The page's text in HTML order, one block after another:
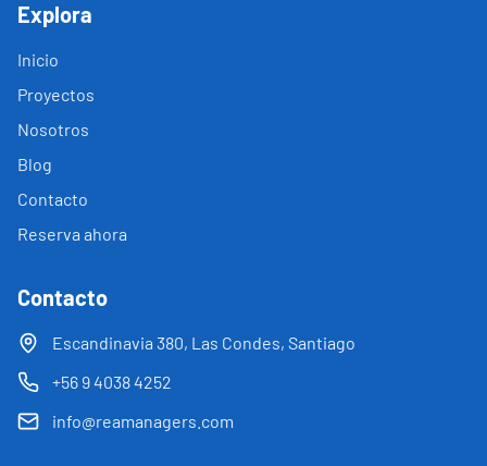
Explora
Inicio
Proyectos
Nosotros
Blog
Contacto
Reserva ahora
Contacto
Escandinavia 380, Las Condes, Santiago
+56 9 4038 4252
info@reamanagers.com